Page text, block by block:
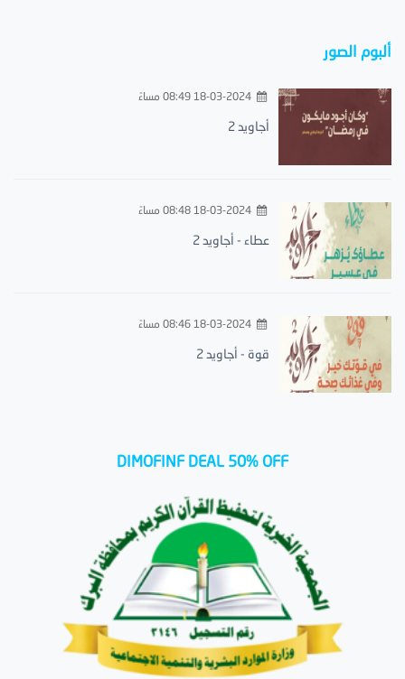
ألبوم الصور
18-03-2024 08:49 مساءً
أجاويد 2
18-03-2024 08:48 مساءً
عطاء - أجاويد 2
18-03-2024 08:46 مساءً
قوة - أجاويد 2
DIMOFINF DEAL 50% OFF